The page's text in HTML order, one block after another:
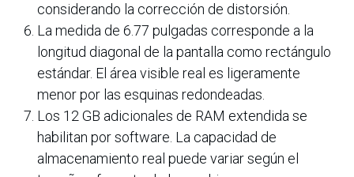
considerando la corrección de distorsión.
La medida de 6.77 pulgadas corresponde a la
longitud diagonal de la pantalla como rectángulo
estándar. El área visible real es ligeramente
menor por las esquinas redondeadas.
Los 12 GB adicionales de RAM extendida se
habilitan por software. La capacidad de
almacenamiento real puede variar según el